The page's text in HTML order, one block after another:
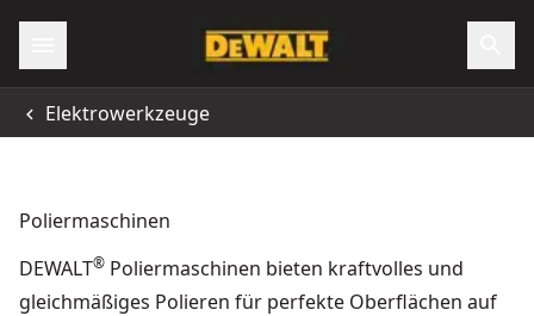
Elektrowerkzeuge
Poliermaschinen
DEWALT® Poliermaschinen bieten kraftvolles und
gleichmäßiges Polieren für perfekte Oberflächen auf